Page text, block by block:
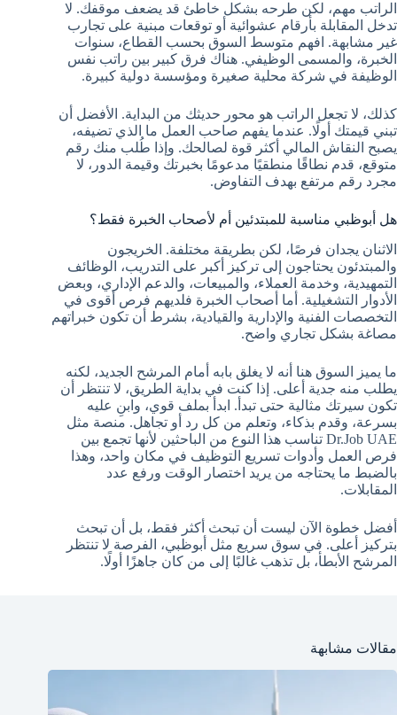
الراتب مهم، لكن طرحه بشكل خاطئ قد يضعف موقفك. لا
تدخل المقابلة بأرقام عشوائية أو توقعات مبنية على تجارب
غير مشابهة. افهم متوسط السوق بحسب القطاع، سنوات
الخبرة، والمسمى الوظيفي. هناك فرق كبير بين راتب نفس
الوظيفة في شركة محلية صغيرة ومؤسسة دولية كبيرة.
كذلك، لا تجعل الراتب هو محور حديثك من البداية. الأفضل أن
تبني قيمتك أولًا. عندما يفهم صاحب العمل ما الذي تضيفه،
يصبح النقاش المالي أكثر قوة لصالحك. وإذا طُلب منك رقم
متوقع، قدم نطاقًا منطقيًا مدعومًا بخبرتك وقيمة الدور، لا
مجرد رقم مرتفع بهدف التفاوض.
هل أبوظبي مناسبة للمبتدئين أم لأصحاب الخبرة فقط؟
الاثنان يجدان فرصًا، لكن بطريقة مختلفة. الخريجون
والمبتدئون يحتاجون إلى تركيز أكبر على التدريب، الوظائف
التمهيدية، وخدمة العملاء، والمبيعات، والدعم الإداري، وبعض
الأدوار التشغيلية. أما أصحاب الخبرة فلديهم فرص أقوى في
التخصصات الفنية والإدارية والقيادية، بشرط أن تكون خبراتهم
مصاغة بشكل تجاري واضح.
ما يميز السوق هنا أنه لا يغلق بابه أمام المرشح الجديد، لكنه
يطلب منه جدية أعلى. إذا كنت في بداية الطريق، لا تنتظر أن
تكون سيرتك مثالية حتى تبدأ. ابدأ بملف قوي، وابنِ عليه
بسرعة، وقدم بذكاء، وتعلم من كل رد أو تجاهل. منصة مثل
Dr.Job UAE تناسب هذا النوع من الباحثين لأنها تجمع بين
فرص العمل وأدوات تسريع التوظيف في مكان واحد، وهذا
بالضبط ما يحتاجه من يريد اختصار الوقت ورفع عدد
المقابلات.
أفضل خطوة الآن ليست أن تبحث أكثر فقط، بل أن تبحث
بتركيز أعلى. في سوق سريع مثل أبوظبي، الفرصة لا تنتظر
المرشح الأبطأ، بل تذهب غالبًا إلى من كان جاهزًا أولًا.
مقالات مشابهة